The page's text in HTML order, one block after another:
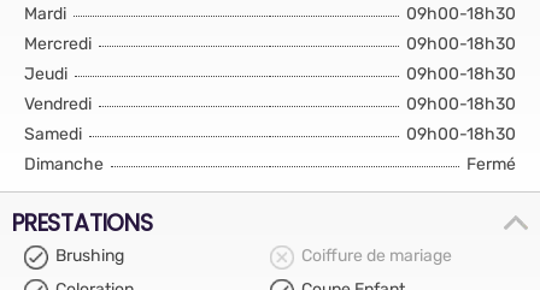
Mardi
09h00-18h30
Mercredi
09h00-18h30
Jeudi
09h00-18h30
Vendredi
09h00-18h30
Samedi
09h00-18h30
Dimanche
Fermé
PRESTATIONS
Brushing
Coiffure de mariage